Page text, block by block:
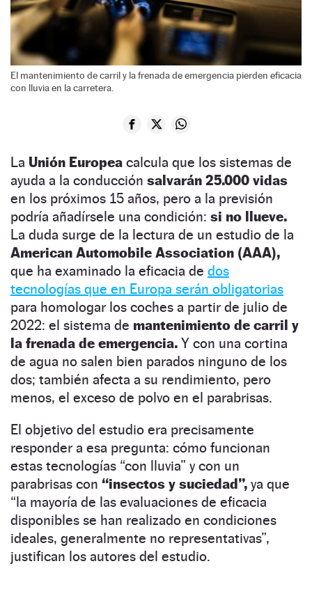
El mantenimiento de carril y la frenada de emergencia pierden eficacia
con lluvia en la carretera.
La Unión Europea calcula que los sistemas de
ayuda a la conducción salvarán 25.000 vidas
en los próximos 15 años, pero a la previsión
podría añadírsele una condición: si no llueve.
La duda surge de la lectura de un estudio de la
American Automobile Association (AAA),
que ha examinado la eficacia de dos
tecnologías que en Europa serán obligatorias
para homologar los coches a partir de julio de
2022: el sistema de mantenimiento de carril y
la frenada de emergencia. Y con una cortina
de agua no salen bien parados ninguno de los
dos; también afecta a su rendimiento, pero
menos, el exceso de polvo en el parabrisas.
El objetivo del estudio era precisamente
responder a esa pregunta: cómo funcionan
estas tecnologías “con lluvia” y con un
parabrisas con “insectos y suciedad”, ya que
“la mayoría de las evaluaciones de eficacia
disponibles se han realizado en condiciones
ideales, generalmente no representativas”,
justifican los autores del estudio.